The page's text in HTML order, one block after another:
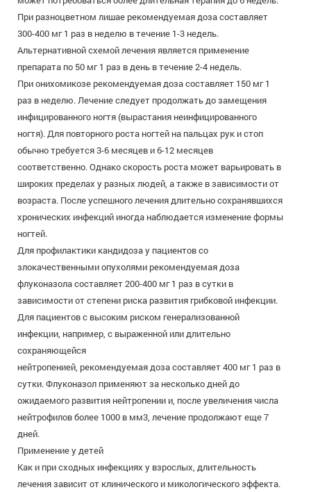
При разноцветном лишае рекомендуемая доза составляет
300-400 мг 1 раз в неделю в течение 1-3 недель.
Альтернативной схемой лечения является применение
препарата по 50 мг 1 раз в день в течение 2-4 недель.
При онихомикозе рекомендуемая доза составляет 150 мг 1
раз в неделю. Лечение следует продолжать до замещения
инфицированного ногтя (вырастания неинфицированного
ногтя). Для повторного роста ногтей на пальцах рук и стоп
обычно требуется 3-6 месяцев и 6-12 месяцев
соответственно. Однако скорость роста может варьировать в
широких пределах у разных людей, а также в зависимости от
возраста. После успешного лечения длительно сохранявшихся
хронических инфекций иногда наблюдается изменение формы
ногтей.
Для профилактики кандидоза у пациентов со
злокачественными опухолями рекомендуемая доза
флуконазола составляет 200-400 мг 1 раз в сутки в
зависимости от степени риска развития грибковой инфекции.
Для пациентов с высоким риском генерализованной
инфекции, например, с выраженной или длительно
сохраняющейся
нейтропенией, рекомендуемая доза составляет 400 мг 1 раз в
сутки. Флуконазол применяют за несколько дней до
ожидаемого развития нейтропении и, после увеличения числа
нейтрофилов более 1000 в мм3, лечение продолжают еще 7
дней.
Применение у детей
Как и при сходных инфекциях у взрослых, длительность
лечения зависит от клинического и микологического эффекта.